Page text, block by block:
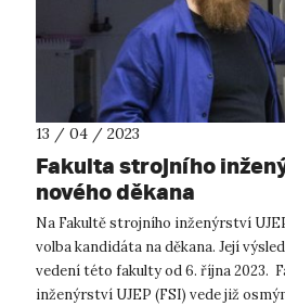
13 / 04 / 2023
Fakulta strojního
nového děkana
Na Fakultě strojního inženýrství
volba kandidáta na děkana. Její
vedení této fakulty od 6. října 2023.
inženýrství UJEP (FSI) vede již